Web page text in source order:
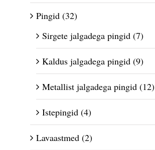
Pingid (32)
Sirgete jalgadega pingid (7)
Kaldus jalgadega pingid (9)
Metallist jalgadega pingid (12)
Istepingid (4)
Lavaastmed (2)